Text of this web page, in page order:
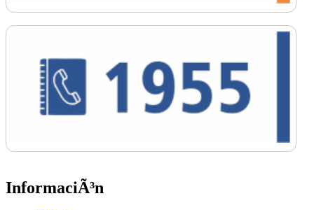
InformaciÃ³n